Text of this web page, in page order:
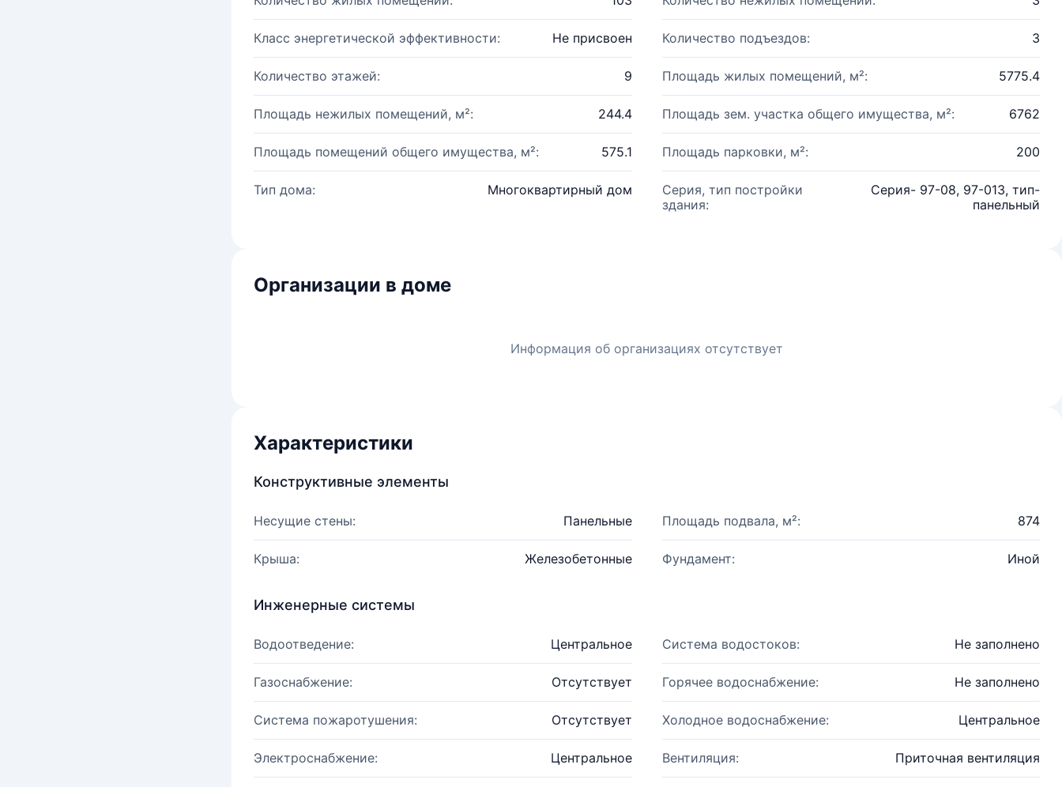
Класс энергетической эффективности: Не присвоен Количество подъездов: 3
Количество этажей: 9 Площадь жилых помещений, м²: 5775.4
Площадь нежилых помещений, м²: 244.4 Площадь зем. участка общего имущества, м²: 6762
Площадь помещений общего имущества, м²: 575.1 Площадь парковки, м²: 200
Тип дома: Многоквартирный дом
Серия, тип постройки
здания:
Серия- 97-08, 97-013, тип-
панельный
Организации в доме
Информация об организациях отсутствует
Характеристики
Конструктивные элементы
Несущие стены: Панельные Площадь подвала, м²: 874
Крыша: Железобетонные Фундамент: Иной
Инженерные системы
Водоотведение: Центральное Система водостоков: Не заполнено
Газоснабжение: Отсутствует Горячее водоснабжение: Не заполнено
Система пожаротушения: Отсутствует Холодное водоснабжение: Центральное
Электроснабжение: Центральное Вентиляция: Приточная вентиляция